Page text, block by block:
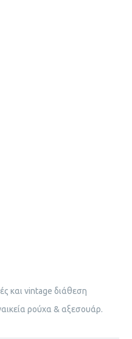
και vintage διάθεση
ρούχα & αξεσουάρ.